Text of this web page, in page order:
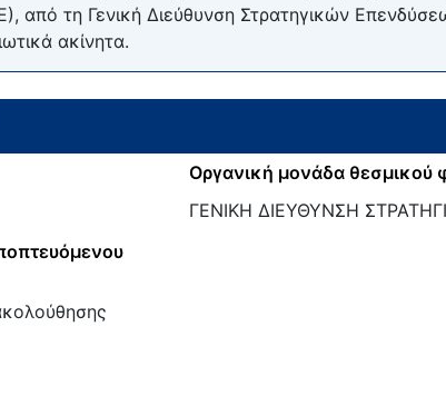
από τη Γενική Διεύθυνση Στρατηγικών
ακίνητα.
Οργανική μονάδα θεσμικού
ΓΕΝΙΚΗ ΔΙΕΥΘΥΝΣΗ